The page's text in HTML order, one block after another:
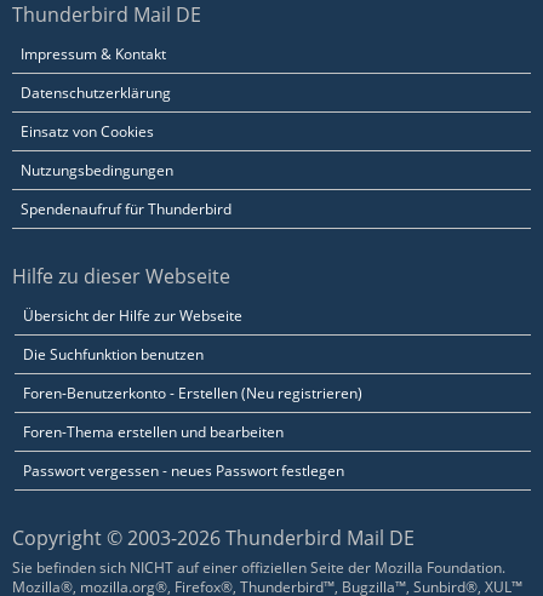
Thunderbird Mail DE
Impressum & Kontakt
Datenschutzerklärung
Einsatz von Cookies
Nutzungsbedingungen
Spendenaufruf für Thunderbird
Hilfe zu dieser Webseite
Übersicht der Hilfe zur Webseite
Die Suchfunktion benutzen
Foren-Benutzerkonto - Erstellen (Neu registrieren)
Foren-Thema erstellen und bearbeiten
Passwort vergessen - neues Passwort festlegen
Copyright © 2003-2026 Thunderbird Mail DE
Sie befinden sich NICHT auf einer offiziellen Seite der Mozilla Foundation.
Mozilla®, mozilla.org®, Firefox®, Thunderbird™, Bugzilla™, Sunbird®, XUL™